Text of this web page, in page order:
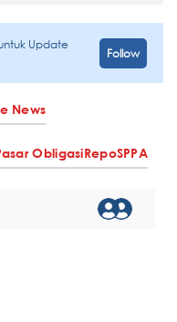
Update
Follow
News
ObligasiRepoSPPA